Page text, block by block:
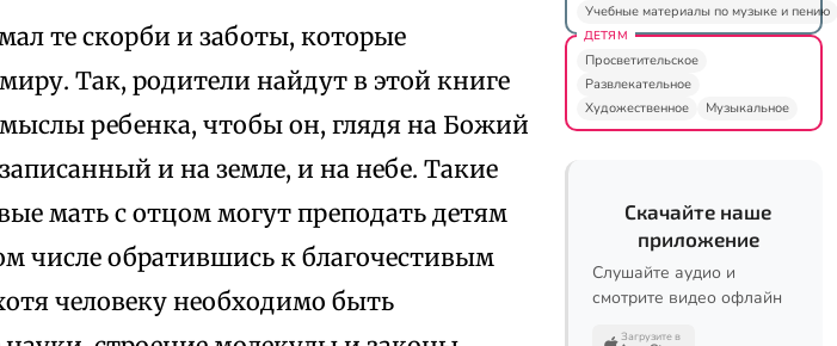
те скорби и заботы, которые
Так, родители найдут в этой книге
ребенка, чтобы он, глядя на Божий
и на земле, и на небе. Такие
мать с отцом могут преподать детям
числе обратившись к благочестивым
человеку необходимо быть
Учебные материалы по музыке и пению
ДЕТЯМ
Просветительское
Развлекательное
Художественное
Музыкальное
Скачайте наше
приложение
Слушайте аудио и
смотрите видео офлайн
Загрузите в